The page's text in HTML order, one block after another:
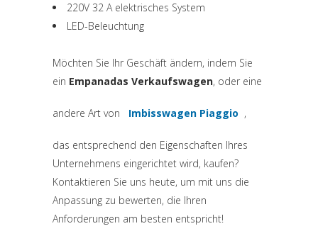
220V 32 A elektrisches System
LED-Beleuchtung
Möchten Sie Ihr Geschäft ändern, indem Sie
ein Empanadas Verkaufswagen, oder eine
andere Art von Imbisswagen Piaggio ,
das entsprechend den Eigenschaften Ihres
Unternehmens eingerichtet wird, kaufen?
Kontaktieren Sie uns heute, um mit uns die
Anpassung zu bewerten, die Ihren
Anforderungen am besten entspricht!